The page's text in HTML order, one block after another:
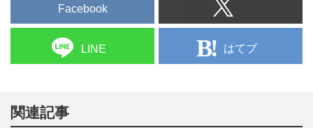
Facebook
LINE はてブ
関連記事